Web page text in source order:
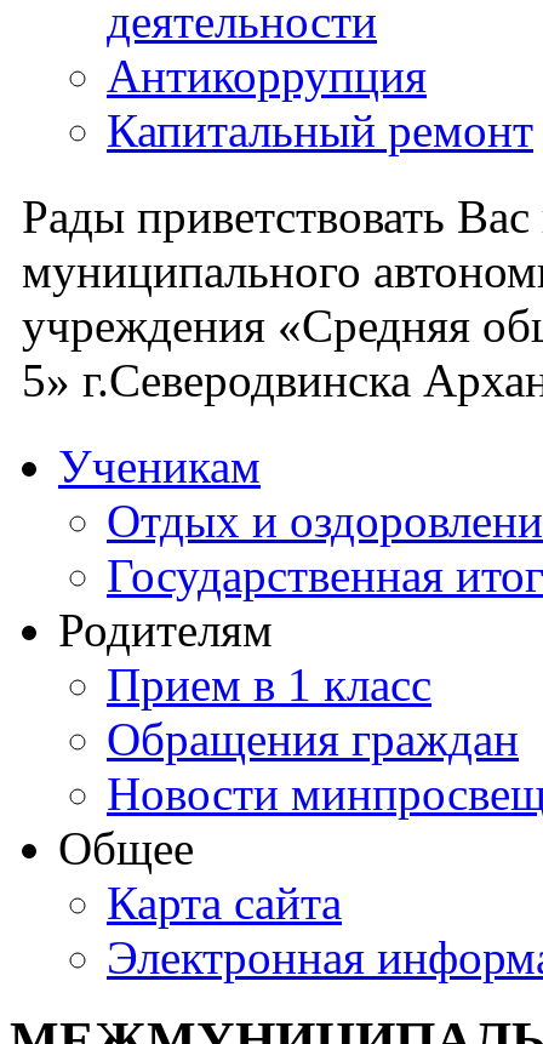
деятельности
Антикоррупция
Капитальный ремонт
Рады приветствовать
муниципального
учреждения «Средняя
5» г.Северодвинска
Ученикам
Отдых и
Государственная
Родителям
Прием в 1 класс
Обращения граждан
Новости
Общее
Карта сайта
Электронная